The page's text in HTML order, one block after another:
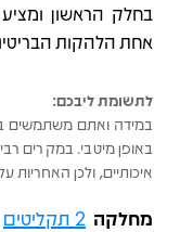
בחלק הראשון
אחת הלהקות
לתשומת ליבכם:
במידה ואתם משתמשים
באופן מיטבי. במקרים
איכותיים, ולכן
מחלקה 2 תקליטים